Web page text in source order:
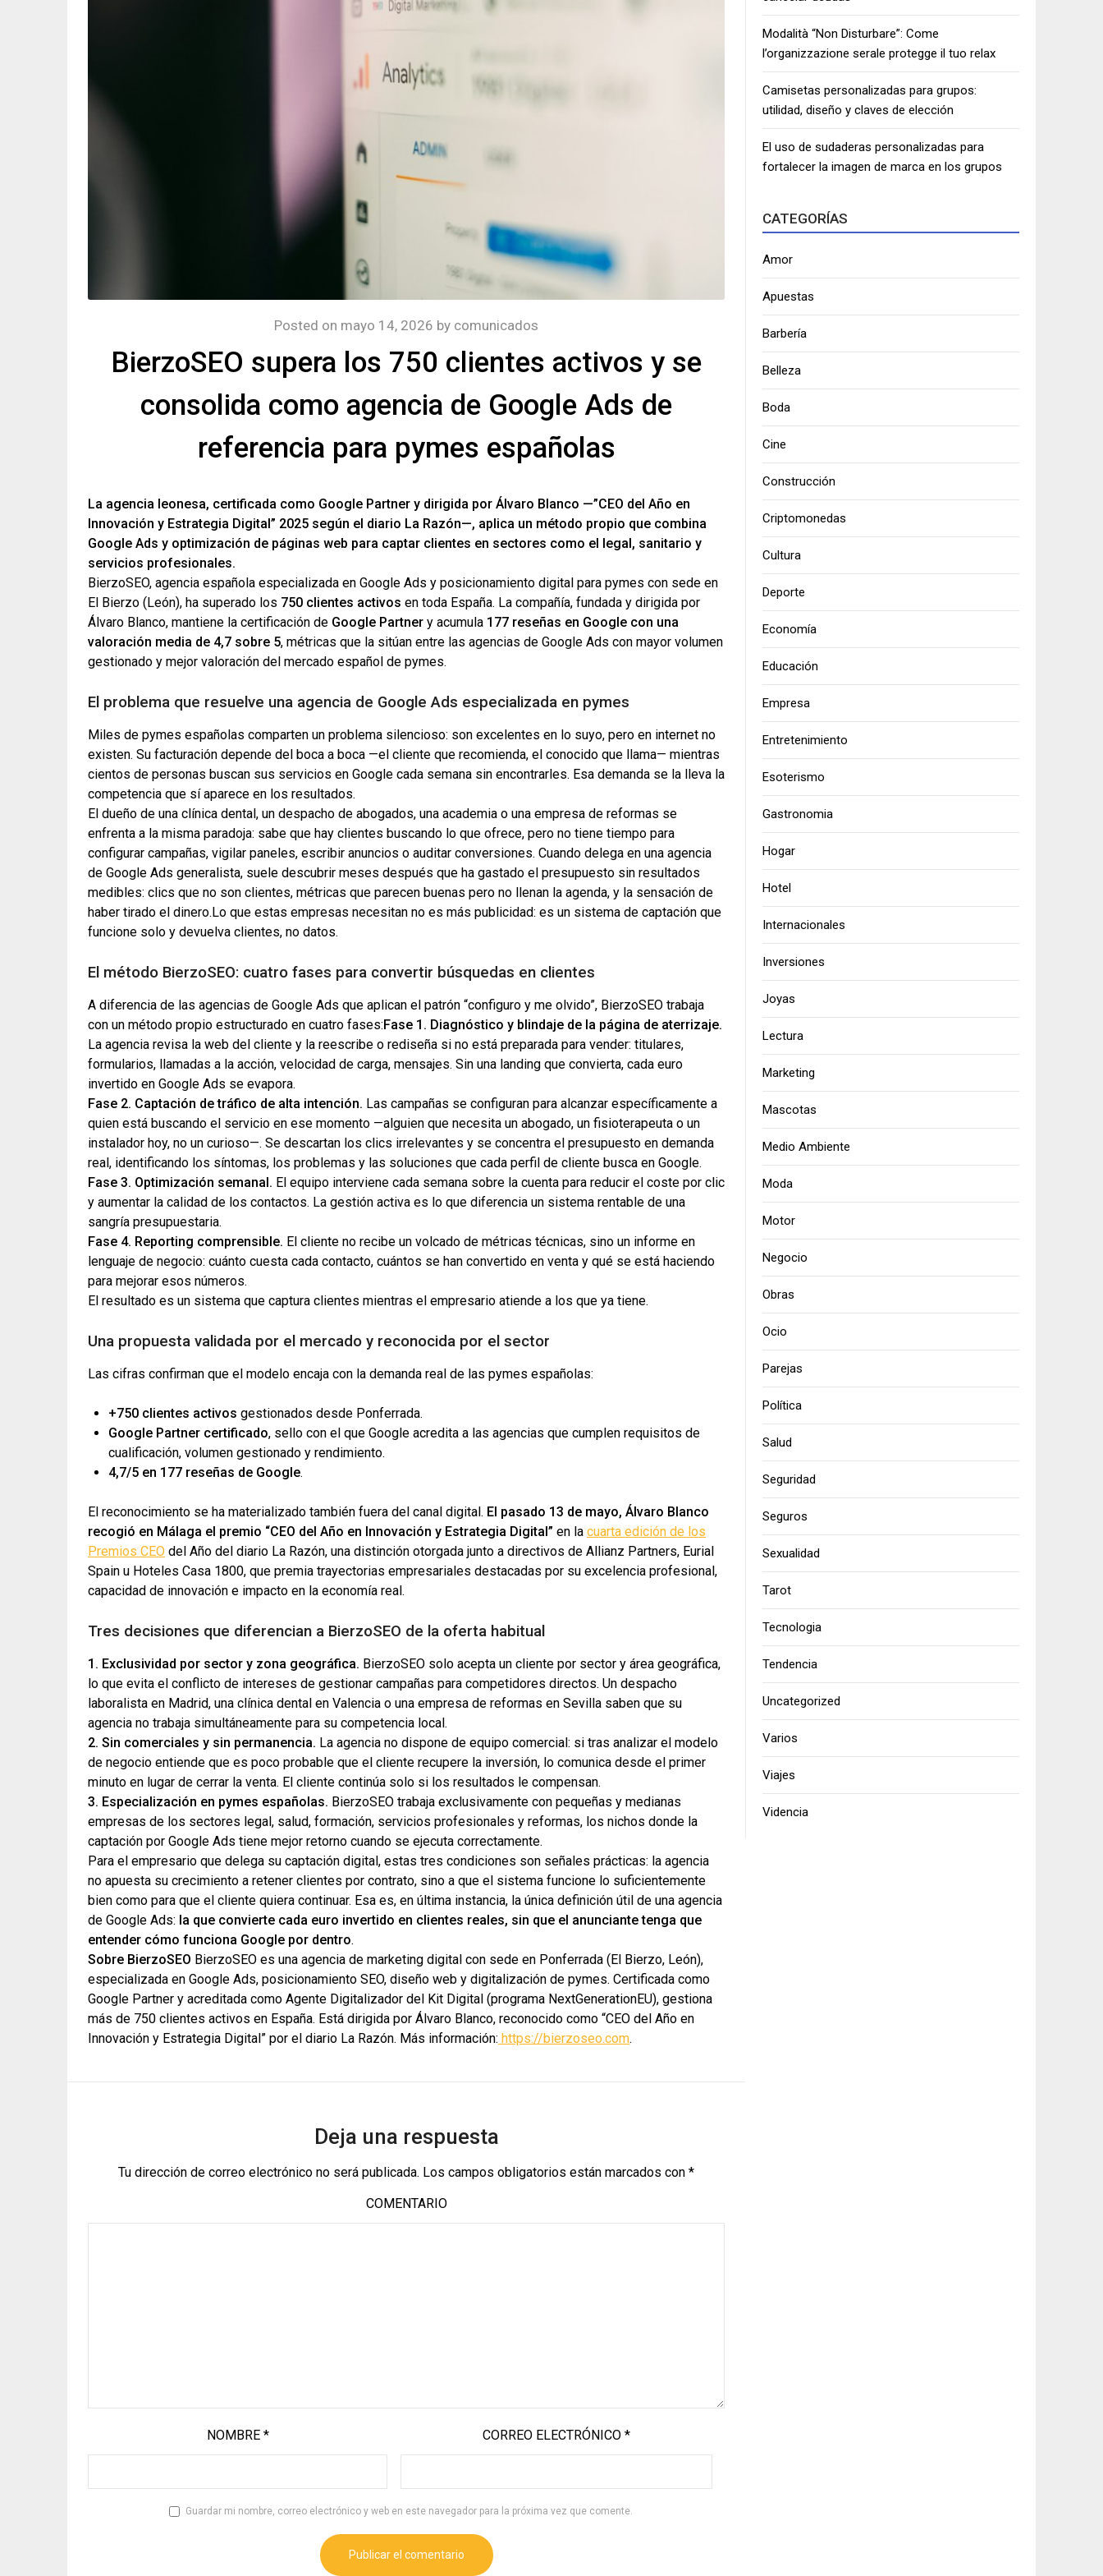
BierzoSEO supera los 750 clientes activos y se
consolida como agencia de Google Ads de
referencia para pymes españolas
Posted on mayo 14, 2026 by comunicados
La agencia leonesa, certificada como Google Partner y dirigida por Álvaro Blanco —”CEO del Año en
Innovación y Estrategia Digital” 2025 según el diario La Razón—, aplica un método propio que combina
Google Ads y optimización de páginas web para captar clientes en sectores como el legal, sanitario y
servicios profesionales.
BierzoSEO, agencia española especializada en Google Ads y posicionamiento digital para pymes con sede en
El Bierzo (León), ha superado los 750 clientes activos en toda España. La compañía, fundada y dirigida por
Álvaro Blanco, mantiene la certificación de Google Partner y acumula 177 reseñas en Google con una
valoración media de 4,7 sobre 5, métricas que la sitúan entre las agencias de Google Ads con mayor volumen
gestionado y mejor valoración del mercado español de pymes.
El problema que resuelve una agencia de Google Ads especializada en pymes
Miles de pymes españolas comparten un problema silencioso: son excelentes en lo suyo, pero en internet no
existen. Su facturación depende del boca a boca —el cliente que recomienda, el conocido que llama— mientras
cientos de personas buscan sus servicios en Google cada semana sin encontrarles. Esa demanda se la lleva la
competencia que sí aparece en los resultados.
El dueño de una clínica dental, un despacho de abogados, una academia o una empresa de reformas se
enfrenta a la misma paradoja: sabe que hay clientes buscando lo que ofrece, pero no tiene tiempo para
configurar campañas, vigilar paneles, escribir anuncios o auditar conversiones. Cuando delega en una agencia
de Google Ads generalista, suele descubrir meses después que ha gastado el presupuesto sin resultados
medibles: clics que no son clientes, métricas que parecen buenas pero no llenan la agenda, y la sensación de
haber tirado el dinero.Lo que estas empresas necesitan no es más publicidad: es un sistema de captación que
funcione solo y devuelva clientes, no datos.
El método BierzoSEO: cuatro fases para convertir búsquedas en clientes
A diferencia de las agencias de Google Ads que aplican el patrón “configuro y me olvido”, BierzoSEO trabaja
con un método propio estructurado en cuatro fases:Fase 1. Diagnóstico y blindaje de la página de aterrizaje.
La agencia revisa la web del cliente y la reescribe o rediseña si no está preparada para vender: titulares,
formularios, llamadas a la acción, velocidad de carga, mensajes. Sin una landing que convierta, cada euro
invertido en Google Ads se evapora.
Fase 2. Captación de tráfico de alta intención. Las campañas se configuran para alcanzar específicamente a
quien está buscando el servicio en ese momento —alguien que necesita un abogado, un fisioterapeuta o un
instalador hoy, no un curioso—. Se descartan los clics irrelevantes y se concentra el presupuesto en demanda
real, identificando los síntomas, los problemas y las soluciones que cada perfil de cliente busca en Google.
Fase 3. Optimización semanal. El equipo interviene cada semana sobre la cuenta para reducir el coste por clic
y aumentar la calidad de los contactos. La gestión activa es lo que diferencia un sistema rentable de una
sangría presupuestaria.
Fase 4. Reporting comprensible. El cliente no recibe un volcado de métricas técnicas, sino un informe en
lenguaje de negocio: cuánto cuesta cada contacto, cuántos se han convertido en venta y qué se está haciendo
para mejorar esos números.
El resultado es un sistema que captura clientes mientras el empresario atiende a los que ya tiene.
Una propuesta validada por el mercado y reconocida por el sector
Las cifras confirman que el modelo encaja con la demanda real de las pymes españolas:
+750 clientes activos gestionados desde Ponferrada.
Google Partner certificado, sello con el que Google acredita a las agencias que cumplen requisitos de
cualificación, volumen gestionado y rendimiento.
4,7/5 en 177 reseñas de Google.
El reconocimiento se ha materializado también fuera del canal digital. El pasado 13 de mayo, Álvaro Blanco
recogió en Málaga el premio “CEO del Año en Innovación y Estrategia Digital” en la cuarta edición de los
Premios CEO del Año del diario La Razón, una distinción otorgada junto a directivos de Allianz Partners, Eurial
Spain u Hoteles Casa 1800, que premia trayectorias empresariales destacadas por su excelencia profesional,
capacidad de innovación e impacto en la economía real.
Tres decisiones que diferencian a BierzoSEO de la oferta habitual
1. Exclusividad por sector y zona geográfica. BierzoSEO solo acepta un cliente por sector y área geográfica,
lo que evita el conflicto de intereses de gestionar campañas para competidores directos. Un despacho
laboralista en Madrid, una clínica dental en Valencia o una empresa de reformas en Sevilla saben que su
agencia no trabaja simultáneamente para su competencia local.
2. Sin comerciales y sin permanencia. La agencia no dispone de equipo comercial: si tras analizar el modelo
de negocio entiende que es poco probable que el cliente recupere la inversión, lo comunica desde el primer
minuto en lugar de cerrar la venta. El cliente continúa solo si los resultados le compensan.
3. Especialización en pymes españolas. BierzoSEO trabaja exclusivamente con pequeñas y medianas
empresas de los sectores legal, salud, formación, servicios profesionales y reformas, los nichos donde la
captación por Google Ads tiene mejor retorno cuando se ejecuta correctamente.
Para el empresario que delega su captación digital, estas tres condiciones son señales prácticas: la agencia
no apuesta su crecimiento a retener clientes por contrato, sino a que el sistema funcione lo suficientemente
bien como para que el cliente quiera continuar. Esa es, en última instancia, la única definición útil de una agencia
de Google Ads: la que convierte cada euro invertido en clientes reales, sin que el anunciante tenga que
entender cómo funciona Google por dentro.
Sobre BierzoSEO BierzoSEO es una agencia de marketing digital con sede en Ponferrada (El Bierzo, León),
especializada en Google Ads, posicionamiento SEO, diseño web y digitalización de pymes. Certificada como
Google Partner y acreditada como Agente Digitalizador del Kit Digital (programa NextGenerationEU), gestiona
más de 750 clientes activos en España. Está dirigida por Álvaro Blanco, reconocido como “CEO del Año en
Innovación y Estrategia Digital” por el diario La Razón. Más información: https://bierzoseo.com.
Deja una respuesta
Tu dirección de correo electrónico no será publicada. Los campos obligatorios están marcados con *
COMENTARIO
NOMBRE * CORREO ELECTRÓNICO *
Guardar mi nombre, correo electrónico y web en este navegador para la próxima vez que comente.
Modalità “Non Disturbare”: Come
l’organizzazione serale protegge il tuo relax
Camisetas personalizadas para grupos:
utilidad, diseño y claves de elección
El uso de sudaderas personalizadas para
fortalecer la imagen de marca en los grupos
CATEGORÍAS
Amor
Apuestas
Barbería
Belleza
Boda
Cine
Construcción
Criptomonedas
Cultura
Deporte
Economía
Educación
Empresa
Entretenimiento
Esoterismo
Gastronomia
Hogar
Hotel
Internacionales
Inversiones
Joyas
Lectura
Marketing
Mascotas
Medio Ambiente
Moda
Motor
Negocio
Obras
Ocio
Parejas
Política
Salud
Seguridad
Seguros
Sexualidad
Tarot
Tecnologia
Tendencia
Uncategorized
Varios
Viajes
Videncia